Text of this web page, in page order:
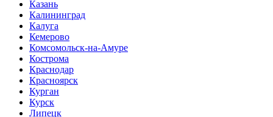
Казань
Калининград
Калуга
Кемерово
Комсомольск-на-Амуре
Кострома
Краснодар
Красноярск
Курган
Курск
Липецк